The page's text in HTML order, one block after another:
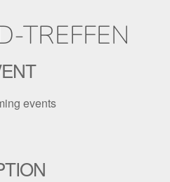
TREFFEN
events